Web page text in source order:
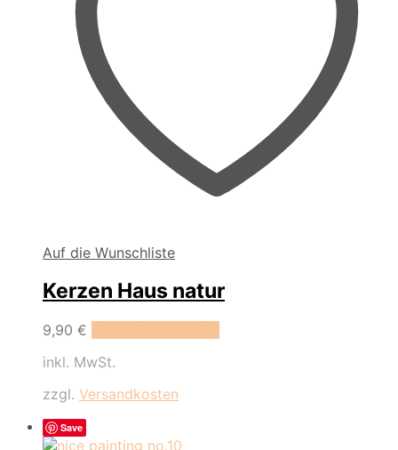
Auf die Wunschliste
Kerzen Haus natur
9,90 €
inkl. MwSt.
zzgl. Versandkosten
Save